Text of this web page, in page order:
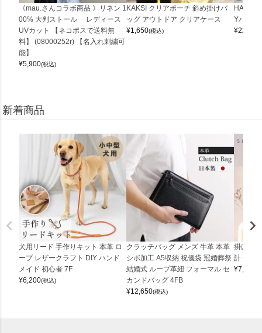
《mau.さんコラボ商品 》リネン 1
00% 大判ストール レディース
UVカット 【ネコポスで送料無
料】 (08000252r) 【名入れ刺繍可
能】
¥5,900(税込)
KAKSI クリアポーチ 斜め掛けバ
ッグ アウトドア クリアケース
¥1,650(税込)
Yバッグ
¥22,000
新着商品
犬用リード 手作りキット 本革 ロ
ープ レザークラフト DIY ハンド
メイド 初心者 7F
¥6,200(税込)
クラッチバッグ メンズ 牛革 本革
シボ加工 A5収納 祝儀袋 冠婚葬祭
結婚式 ループ革紐 フォーマル セ
カンドバッグ 4FB
¥12,650(税込)
掛け時
計
¥7,150